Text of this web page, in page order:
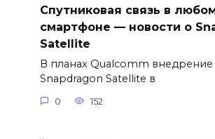
Спутниковая связь в
смартфоне — новости о
Satellite
В планах Qualcomm внедрение
Snapdragon Satellite в
0 152